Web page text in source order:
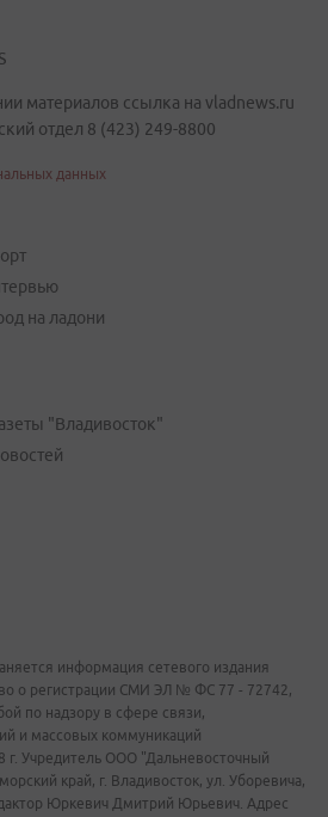
материалов ссылка на vladnews.ru
отдел 8 (423) 249-8800
данных
на ладони
"Владивосток"
информация сетевого издания
о регистрации СМИ ЭЛ № ФС 77 - 72742,
по надзору в сфере связи,
и массовых коммуникаций
г. Учредитель ООО "Дальневосточный
край, г. Владивосток, ул. Уборевича,
Юркевич Дмитрий Юрьевич. Адрес